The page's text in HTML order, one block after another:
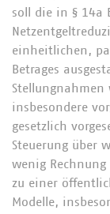
soll die in § 14a
einheitlichen,
Betrages
Stellungnahmen
insbesondere
gesetzlich
Steuerung über
wenig
zu einer
Modelle,